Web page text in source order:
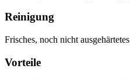
Reinigung
Frisches, noch nicht ausgehärtetes
Vorteile